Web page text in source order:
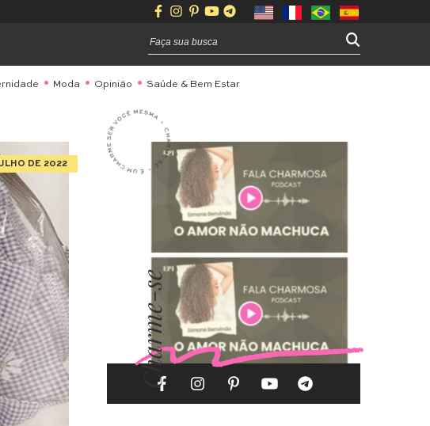
Moda Opinião Saúde & Bem Estar
DE 2022
Charme-se